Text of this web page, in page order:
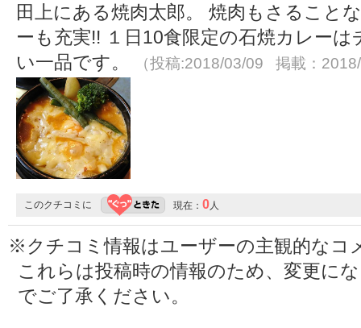
田上にある焼肉太郎。 焼肉もさること
ーも充実!! １日10食限定の石焼カレー
い一品です。
（投稿:2018/03/09 掲載：
このクチコミに 現在： 0 人
※クチコミ情報はユーザーの主観的なコ
これらは投稿時の情報のため、変更に
でご了承ください。